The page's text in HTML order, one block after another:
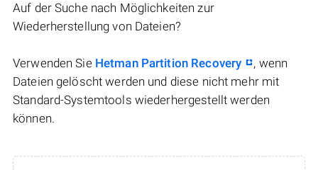
Auf der Suche nach Möglichkeiten zur
Wiederherstellung von Dateien?
Verwenden Sie Hetman Partition Recovery
, wenn
Dateien gelöscht werden und diese nicht mehr mit
Standard-Systemtools wiederhergestellt werden
können.